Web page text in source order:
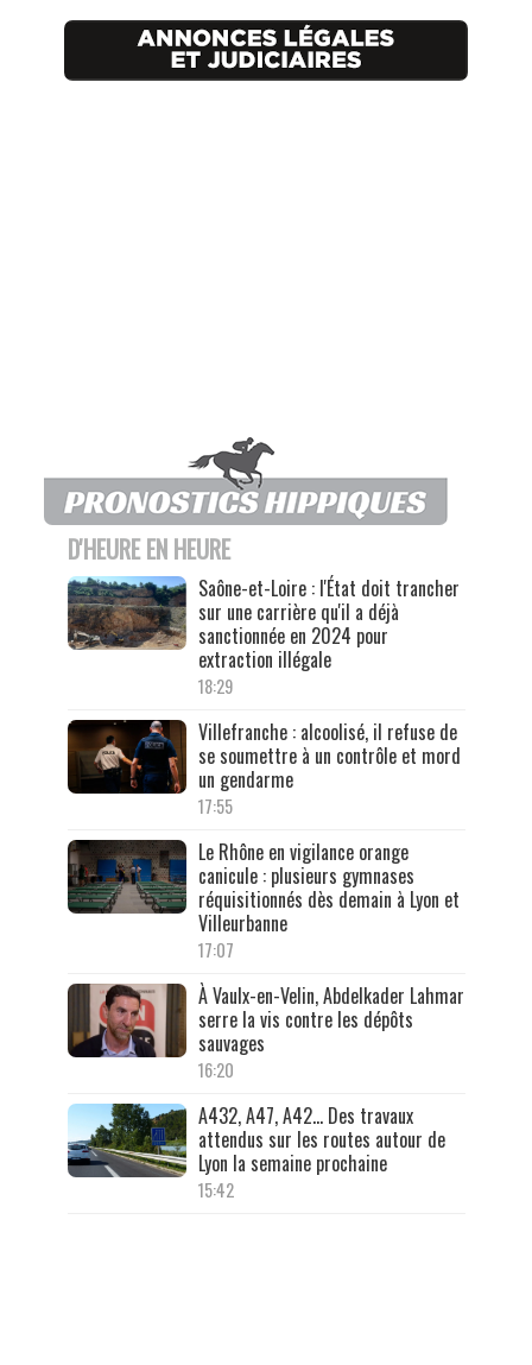
D'HEURE EN HEURE
Saône-et-Loire : l'État doit trancher
sur une carrière qu'il a déjà
sanctionnée en 2024 pour
extraction illégale
18:29
Villefranche : alcoolisé, il refuse de
se soumettre à un contrôle et mord
un gendarme
17:55
Le Rhône en vigilance orange
canicule : plusieurs gymnases
réquisitionnés dès demain à Lyon et
Villeurbanne
17:07
À Vaulx-en-Velin, Abdelkader Lahmar
serre la vis contre les dépôts
sauvages
16:20
A432, A47, A42… Des travaux
attendus sur les routes autour de
Lyon la semaine prochaine
15:42